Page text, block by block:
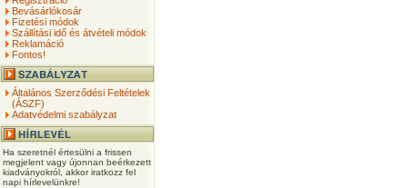
Bevásárlókosár
Fizetési módok
Szállítási idő és átvételi módok
Reklamáció
Fontos!
Általános Szerződési Feltételek
(ÁSZF)
Adatvédelmi szabályzat
Ha szeretnél értesülni a frissen
megjelent vagy újonnan beérkezett
kiadványokról, akkor iratkozz fel
napi hírlevelünkre!